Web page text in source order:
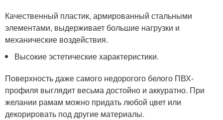
Качественный пластик, армированный стальными
элементами, выдерживает большие нагрузки и
механические воздействия.
Высокие эстетические характеристики.
Поверхность даже самого недорогого белого ПВХ-
профиля выглядит весьма достойно и аккуратно. При
желании рамам можно придать любой цвет или
декорировать под другие материалы.